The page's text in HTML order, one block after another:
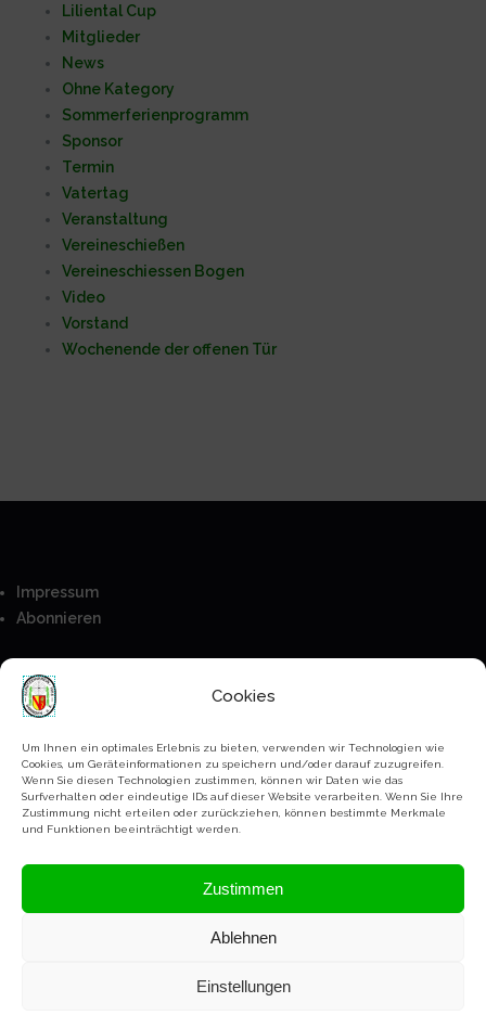
Cookies
Um Ihnen ein optimales Erlebnis zu bieten, verwenden wir Technologien wie
Cookies, um Geräteinformationen zu speichern und/oder darauf zuzugreifen.
Wenn Sie diesen Technologien zustimmen, können wir Daten wie das
Surfverhalten oder eindeutige IDs auf dieser Website verarbeiten. Wenn Sie Ihre
Zustimmung nicht erteilen oder zurückziehen, können bestimmte Merkmale
und Funktionen beeinträchtigt werden.
Zustimmen
Ablehnen
Einstellungen
Liliental Cup
Mitglieder
News
Ohne Kategory
Sommerferienprogramm
Sponsor
Termin
Vatertag
Veranstaltung
Vereineschießen
Vereineschiessen Bogen
Video
Vorstand
Wochenende der offenen Tür
Impressum
Abonnieren
Anmeldung
Mitglieder
Kontakt
Bankverbindung
Paypal